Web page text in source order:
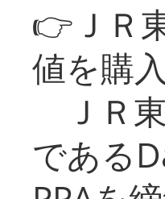
👉ＪＲ
値を購
ＪＲ
である